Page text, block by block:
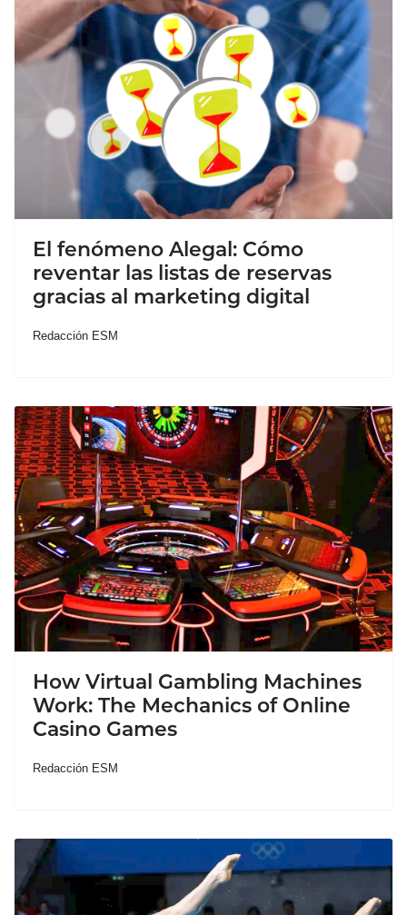
El fenómeno Alegal: Cómo
reventar las listas de reservas
gracias al marketing digital
Redacción ESM
How Virtual Gambling Machines
Work: The Mechanics of Online
Casino Games
Redacción ESM